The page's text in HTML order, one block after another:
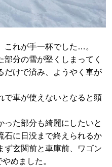
これが手一杯でした…。
分の雪が堅くしまってく
だけで済み、ようやく車が
で車が使えないとなると頭
った部分も綺麗にしたいと
石に日没まで終えられるか
ず玄関前と車庫前、ワゴン
めました。